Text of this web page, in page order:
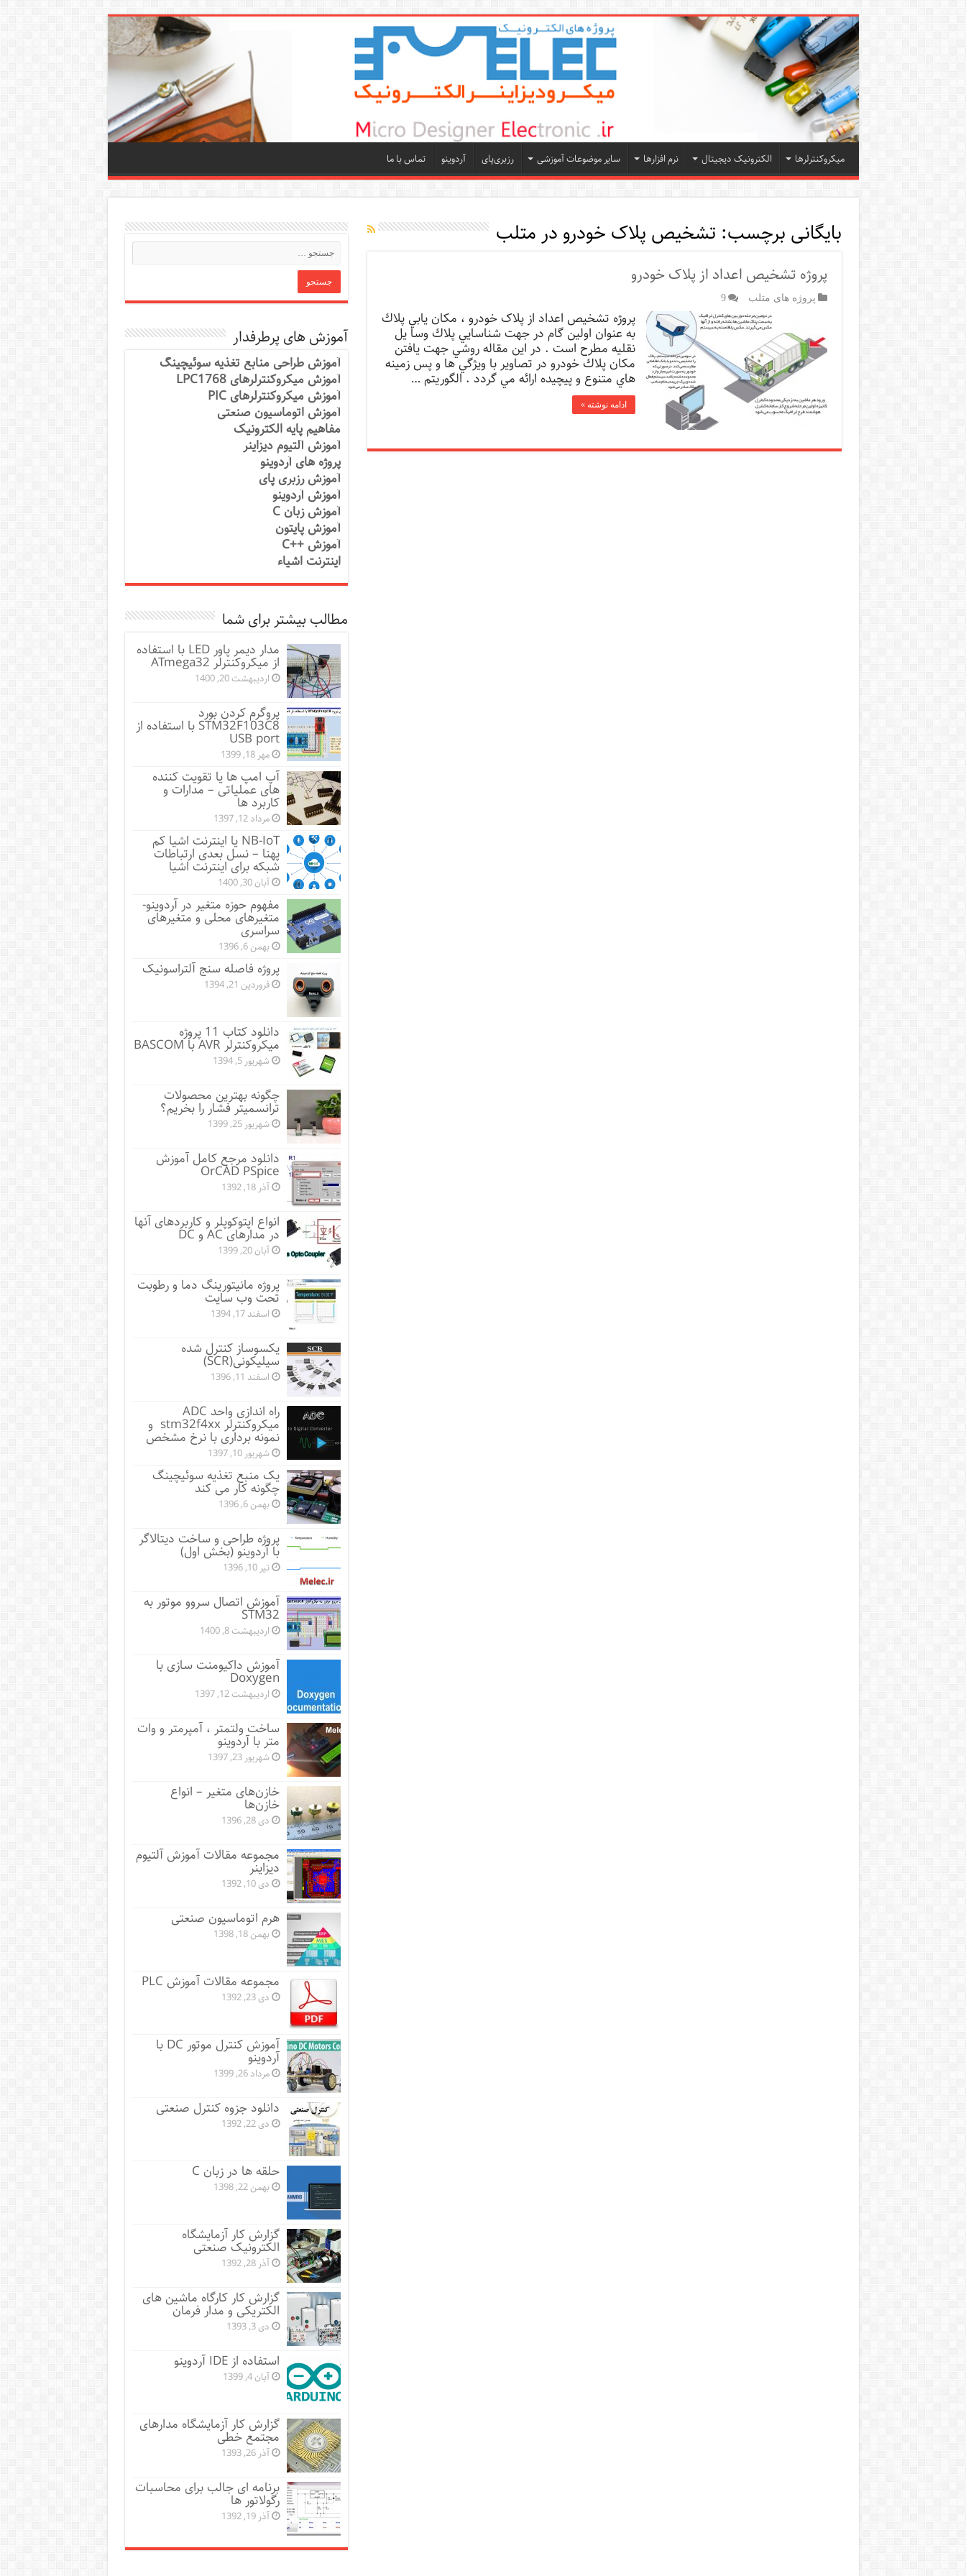
میکروکنترلرها الکترونیک دیجیتال نرم افزارها سایر موضوعات آموزشی رزبری‌پای آردوینو تماس با ما
بایگانی برچسب: تشخیص پلاک خودرو در متلب
پروژه تشخیص اعداد از پلاک خودرو
پروژه های متلب 9
پروژه تشخیص اعداد از پلاک خودرو ، مکان يابي پلاك
به عنوان اولين گام در جهت شناسايي پلاك وسا يل
نقليه مطرح است . در اين مقاله روشي جهت يافتن
مکان پلاك خودرو در تصاوير با ويژگي ها و پس زمينه
هاي متنوع و پيچيده ارائه مي گردد . الگوريتم …
ادامه نوشته »
آموزش های پرطرفدار
آموزش طراحی منابع تغذیه سوئیچینگ
آموزش میکروکنترلرهای LPC1768
آموزش میکروکنترلرهای PIC
آموزش اتوماسیون صنعتی
مفاهیم پایه الکترونیک
آموزش آلتیوم دیزاینر
پروژه های آردوینو
آموزش رزبری پای
آموزش آردوینو
آموزش زبان C
آموزش پایتون
آموزش ++C
اینترنت اشیاء
مطالب بیشتر برای شما
مدار دیمر پاور LED با استفاده
از میکروکنترلر ATmega32
اردیبهشت 20, 1400
پروگرم کردن بورد
STM32F103C8 با استفاده از
USB port
مهر 18, 1399
آپ امپ ها یا تقویت کننده
های عملیاتی – مدارات و
کاربرد ها
مرداد 12, 1397
NB-IoT یا اینترنت اشیا کم
پهنا – نسل بعدی ارتباطات
شبکه برای اینترنت اشیا
آبان 30, 1400
مفهوم حوزه متغیر در آردوینو-
متغیرهای محلی و متغیرهای
سراسری
بهمن 6, 1396
پروژه فاصله سنج آلتراسونیک
فروردین 21, 1394
دانلود کتاب 11 پروژه
میکروکنترلر AVR با BASCOM
شهریور 5, 1394
چگونه بهترین محصولات
ترانسمیتر فشار را بخریم؟
شهریور 25, 1399
دانلود مرجع کامل آموزش
OrCAD PSpice
آذر 18, 1392
انواع اپتوکوپلر و کاربردهای آنها
در مدارهای AC و DC
آبان 20, 1399
پروژه مانيتورينگ دما و رطوبت
تحت وب سایت
اسفند 17, 1394
یکسوساز کنترل شده
سیلیکونی(SCR)
اسفند 11, 1396
راه اندازی واحد ADC
میکروکنترلر stm32f4xx و
نمونه برداری با نرخ مشخص
شهریور 10, 1397
یک منبع تغذیه سوئیچینگ
چگونه کار می کند
بهمن 6, 1396
پروژه طراحی و ساخت دیتالاگر
با آردوینو (بخش اول)
تیر 10, 1396
آموزش اتصال سروو موتور به
STM32
اردیبهشت 8, 1400
آموزش داکیومنت سازی با
Doxygen
اردیبهشت 12, 1397
ساخت ولتمتر ، آمپرمتر و وات
متر با آردوینو
شهریور 23, 1397
خازن‌های متغیر – انواع
خازن‌ها
دی 28, 1396
مجموعه مقالات آموزش آلتیوم
دیزاینر
دی 10, 1392
هرم اتوماسیون صنعتی
بهمن 18, 1398
مجموعه مقالات آموزش PLC
دی 23, 1392
آموزش کنترل موتور DC با
آردوینو
مرداد 26, 1399
دانلود جزوه کنترل صنعتی
دی 22, 1392
حلقه ها در زبان C
بهمن 22, 1398
گزارش کار آزمایشگاه
الکترونیک صنعتی
آذر 28, 1392
گزارش کار کارگاه ماشین های
الکتریکی و مدار فرمان
دی 3, 1393
استفاده از IDE آردوینو
آبان 4, 1399
گزارش کار آزمایشگاه مدارهای
مجتمع خطی
آذر 26, 1393
برنامه ای جالب برای محاسبات
رگولاتور ها
آذر 19, 1392